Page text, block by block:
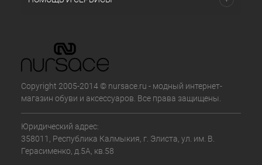
Copyright 2005-2014 © nursace.ru - модный интернет-
магазин обуви и аксессуаров. Все права защищены.
Юридический адрес:
358011, Республика Калмыкия, г. Элиста, ул. им. В.
Герасименко, д.5А, кв.58